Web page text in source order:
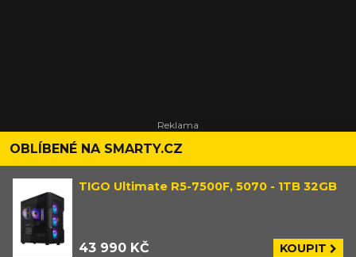
OBLÍBENÉ NA SMARTY.CZ
TIGO Ultimate R5-7500F, 5070 - 1TB 32GB
43 990 KČ KOUPIT